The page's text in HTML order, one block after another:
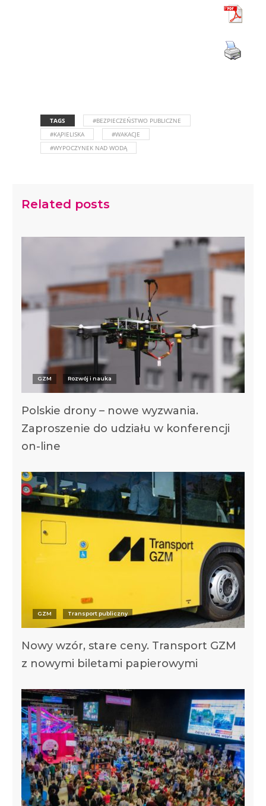
TAGS
#BEZPIECZEŃSTWO PUBLICZNE
#KĄPIELISKA
#WAKACJE
#WYPOCZYNEK NAD WODĄ
Related posts
GZM Rozwój i nauka
Polskie drony – nowe wyzwania.
Zaproszenie do udziału w konferencji
on-line
GZM Transport publiczny
Nowy wzór, stare ceny. Transport GZM
z nowymi biletami papierowymi